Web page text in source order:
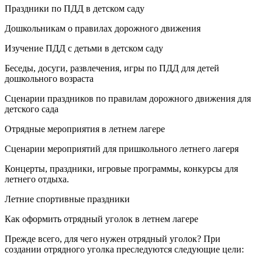
Праздники по ПДД в детском саду
Дошкольникам о правилах дорожного движения
Изучение ПДД с детьми в детском саду
Беседы, досуги, развлечения, игры по ПДД для детей
дошкольного возраста
Сценарии праздников по правилам дорожного движения для
детского сада
Отрядные мероприятия в летнем лагере
Сценарии мероприятий для пришкольного летнего лагеря
Концерты, праздники, игровые программы, конкурсы для
летнего отдыха.
Летние спортивные праздники
Как оформить отрядный уголок в летнем лагере
Прежде всего, для чего нужен отрядный уголок? При
создании отрядного уголка преследуются следующие цели: